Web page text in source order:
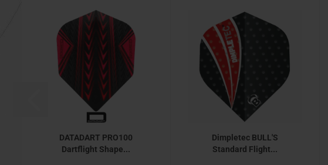
DATADART PRO100
Dartflight Shape...
Dimpletec BULL'S
Standard Flight...